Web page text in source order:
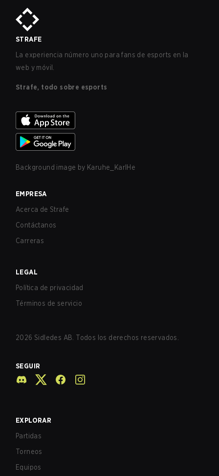
STRAFE
La experiencia número uno para fans de esports en la
web y móvil.
Strafe, todo sobre esports
Background image by Karuhe_KarlHe
EMPRESA
Acerca de Strafe
Contáctanos
Carreras
LEGAL
Política de privacidad
Términos de servicio
2026 Sidledes AB. Todos los derechos reservados.
SEGUIR
EXPLORAR
Partidas
Torneos
Equipos